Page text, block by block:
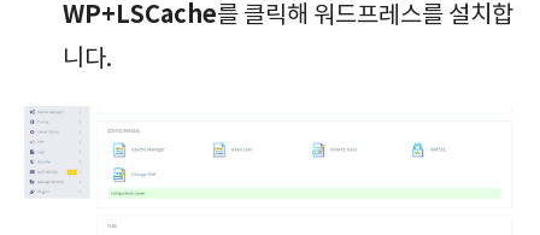
WP+LSCache를 클릭해 워드프레스를 설치합
니다.